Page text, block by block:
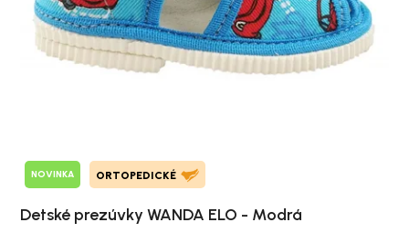
NOVINKA ORTOPEDICKÉ
Detské prezúvky WANDA ELO - Modrá